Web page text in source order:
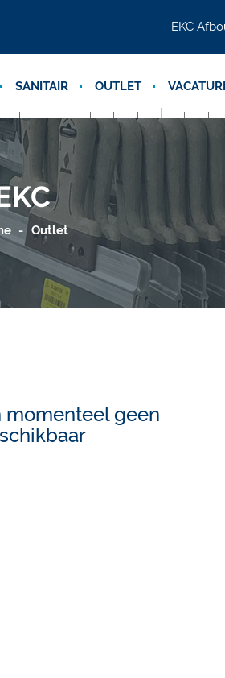
EKC
SANITAIR OUTLET
Outlet
momenteel geen